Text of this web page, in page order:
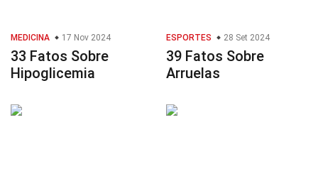
MEDICINA 17 Nov 2024
33 Fatos Sobre
Hipoglicemia
ESPORTES 28 Set 2024
39 Fatos Sobre
Arruelas